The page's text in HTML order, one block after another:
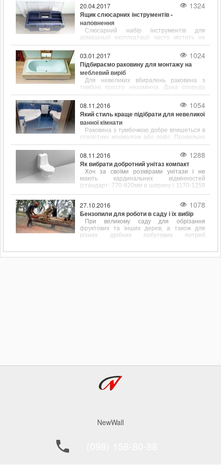
20.04.2017 1324
Ящик слюсарних інструментів -
наповнення
Слюсарний набір інструментів для
домашньої експлуатації часто містить не
тільки популярні і відомі предмети, такі як
молоток, викрутка, ключ, а й містить зубило,
кернер, кусачки і інші інструменти.
03.01.2017 1024
Підбираємо раковину для монтажу на
меблевий виріб
Для невеликих вбиралень раковина з
тумбою просто незамінна. Дана споруда
відрізняється підвищеною
функціональністю і привабливим зовнішнім
виглядом.
08.11.2016 1054
Який стиль краще підібрати для невеликої
ванної кімнати
Раковина з тумбочкою добре впишеться в
стилістику мінімалізм або лофт. Правильно
підібрані розміри сантехніки допоможуть
08.11.2016 1288
Як вибрати добротний унітаз компакт
Хоч за своїми розмірами унітази і не
мають кардинальних відмінностей
(стандарт: 770-820мм в ширину і 1170-1259
розміром потрібно враховувати.
27.10.2016 1078
Бензопили для роботи в саду і їх вибір
При великому саду для обрізання
фруктових та інших дерев, а також для
різних дрібних побутових потреб
для майбутнього паркану дуже до речі
NewWall